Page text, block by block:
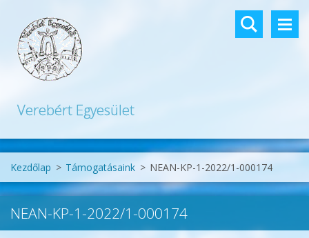
Verebért Egyesület
Kezdőlap > Támogatásaink > NEAN-KP-1-2022/1-000174
NEAN-KP-1-2022/1-000174